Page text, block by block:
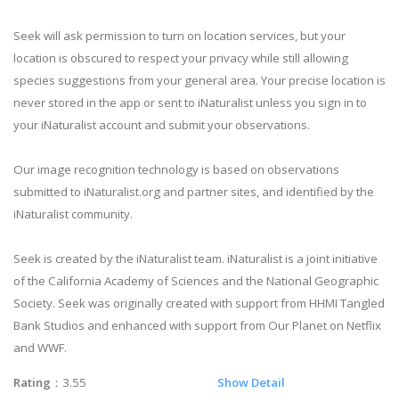
Seek will ask permission to turn on location services, but your
location is obscured to respect your privacy while still allowing
species suggestions from your general area. Your precise location is
never stored in the app or sent to iNaturalist unless you sign in to
your iNaturalist account and submit your observations.
Our image recognition technology is based on observations
submitted to iNaturalist.org and partner sites, and identified by the
iNaturalist community.
Seek is created by the iNaturalist team. iNaturalist is a joint initiative
of the California Academy of Sciences and the National Geographic
Society. Seek was originally created with support from HHMI Tangled
Bank Studios and enhanced with support from Our Planet on Netflix
and WWF.
Rating ：3.55 Show Detail